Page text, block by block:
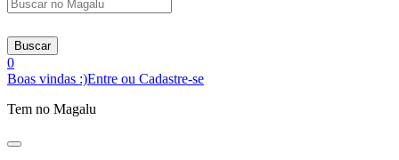
Buscar
0
Boas vindas :)Entre ou Cadastre-se
Tem no Magalu